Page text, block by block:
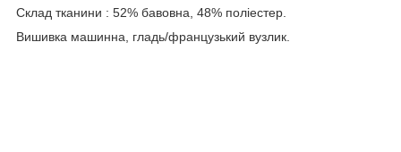
Склад тканини : 52% бавовна, 48% поліестер.
Вишивка машинна, гладь/французький вузлик.